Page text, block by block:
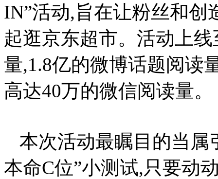
出
敢
你,
往
往
会
成
那
芒
IN”活动,旨在让粉丝和创
起逛京东超市。活动上
量,1.8亿的微博话题阅读
高达40万的微信阅读量。
本次活动最瞩目的当属
本命C位”小测试,只要动